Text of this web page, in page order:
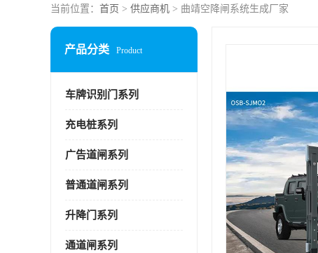
当前位置： 首页 > 供应商机 > 曲靖空降闸系统生成厂家
产品分类 Product
车牌识别门系列
充电桩系列
广告道闸系列
普通道闸系列
升降门系列
通道闸系列